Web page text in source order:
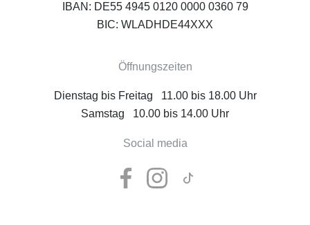
IBAN: DE55 4945 0120 0000 0360 79
BIC: WLADHDE44XXX
Öffnungszeiten
Dienstag bis Freitag 11.00 bis 18.00 Uhr
Samstag 10.00 bis 14.00 Uhr
Social media